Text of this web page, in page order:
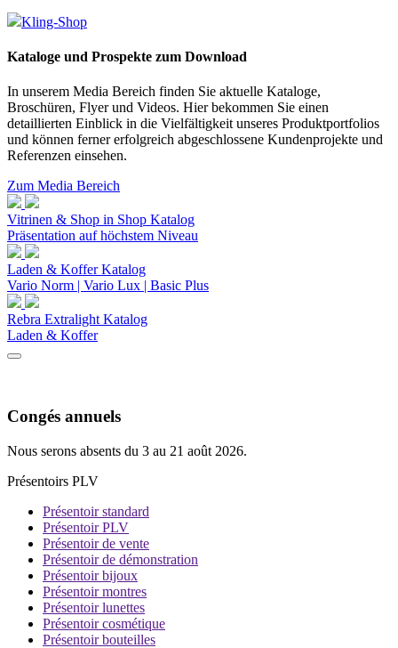
Kling-Shop
Kataloge und Prospekte zum Download
In unserem Media Bereich finden Sie aktuelle Kataloge,
Broschüren, Flyer und Videos. Hier bekommen Sie einen
detaillierten Einblick in die Vielfältigkeit unseres Produktportfolios
und können ferner erfolgreich abgeschlossene Kundenprojekte und
Referenzen einsehen.
Zum Media Bereich
Vitrinen & Shop in Shop Katalog
Präsentation auf höchstem Niveau
Laden & Koffer Katalog
Vario Norm | Vario Lux | Basic Plus
Rebra Extralight Katalog
Laden & Koffer
Congés annuels
Nous serons absents du 3 au 21 août 2026.
Présentoirs PLV
Présentoir standard
Présentoir PLV
Présentoir de vente
Présentoir de démonstration
Présentoir bijoux
Présentoir montres
Présentoir lunettes
Présentoir cosmétique
Présentoir bouteilles